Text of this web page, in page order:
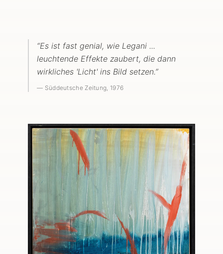
“Es ist fast genial, wie Legani ...
leuchtende Effekte zaubert, die dann
wirkliches 'Licht' ins Bild setzen.”
— Süddeutsche Zeitung , 1976